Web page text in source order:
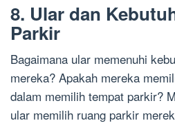
8. Ular dan
Parkir
Bagaimana ular memenuhi
mereka? Apakah mereka
dalam memilih tempat parkir?
ular memilih ruang parkir